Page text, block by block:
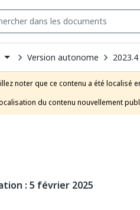
Version autonome 2023.4
noter que ce contenu a été localisé
du contenu nouvellement
: 5 février 2025